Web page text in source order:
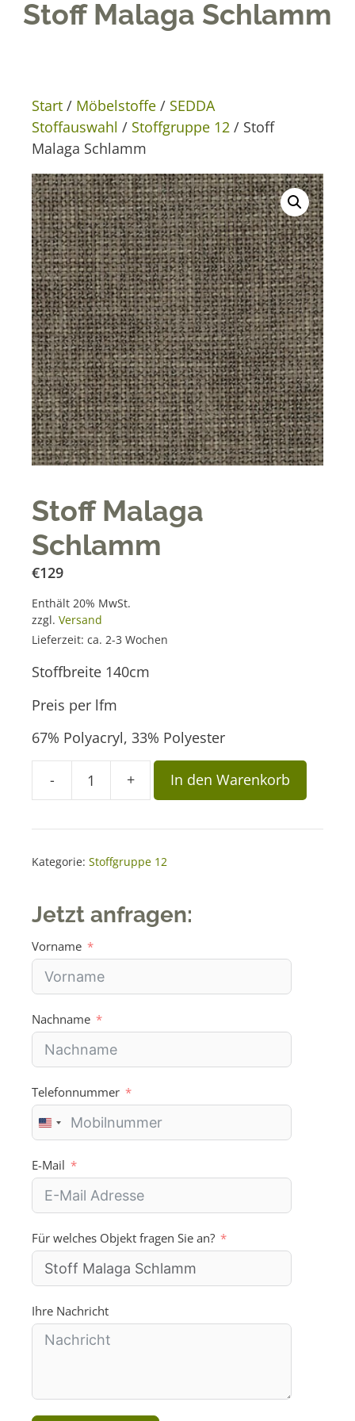
Stoff Malaga Schlamm
Start / Möbelstoffe / SEDDA
Stoffauswahl / Stoffgruppe 12 / Stoff
Malaga Schlamm
Stoff Malaga
Schlamm
€129
Enthält 20% MwSt.
zzgl. Versand
Lieferzeit: ca. 2-3 Wochen
Stoffbreite 140cm
Preis per lfm
67% Polyacryl, 33% Polyester
-
Stoff
Schlamm
Menge
+ In den Warenkorb
e
r
t
i
v
Kategorie: Stoffgruppe 12
Jetzt anfragen:
Vorname
Nachname
Telefonnummer
U
n
i
t
e
d
t
a
t
s
+
1
E-Mail
Für welches Objekt fragen Sie an?
Ihre Nachricht